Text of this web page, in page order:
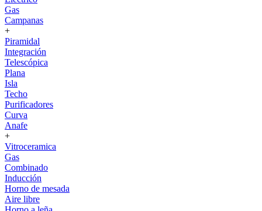
Gas
Campanas
+
Piramidal
Integración
Telescópica
Plana
Isla
Techo
Purificadores
Curva
Anafe
+
Vitroceramica
Gas
Combinado
Inducción
Horno de mesada
Aire libre